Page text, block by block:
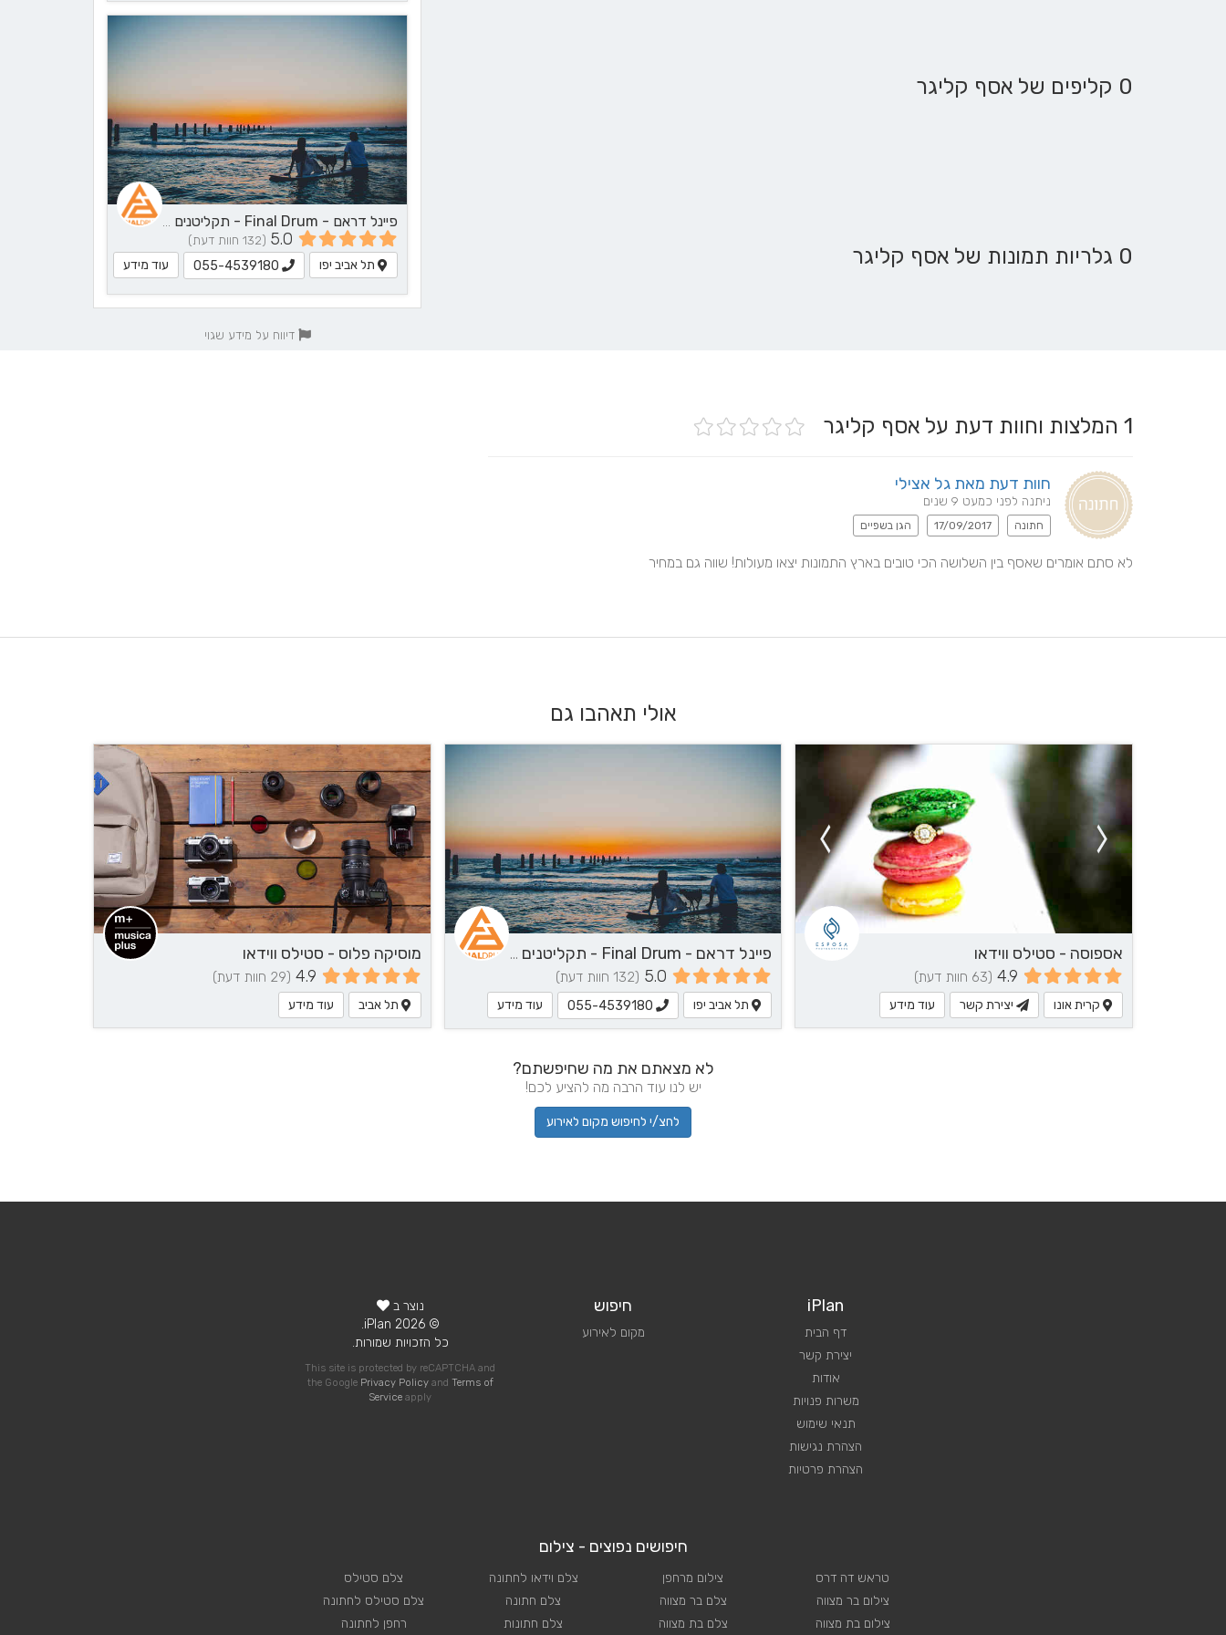
פיינל דראם - Final Drum - תקליטנים - DJ, נגן / הרכב מוזיקלי, שירותי מוזיקה
5.0 (132 חוות דעת)
תל אביב יפו 055-4539180 עוד מידע
דיווח על מידע שגוי
0 קליפים של אסף קליגר
0 גלריות תמונות של אסף קליגר
1 המלצות וחוות דעת על אסף קליגר
חוות דעת מאת גל אצילי
ניתנה לפני כמעט 9 שנים
חתונה 17/09/2017 הגן בשפיים
לא סתם אומרים שאסף בין השלושה הכי טובים בארץ התמונות יצאו מעולות! שווה גם במחיר
אולי תאהבו גם
עוד פרטים?
לחצ/י ליצירת
קשר
אספוסה - סטילס ווידאו
4.9 (63 חוות דעת)
קרית אונו יצירת קשר עוד מידע
פיינל דראם - Final Drum - תקליטנים - DJ, נגן / הרכב מוזיקלי, שירותי מוזיקה
5.0 (132 חוות דעת)
תל אביב יפו 055-4539180 עוד מידע
מוסיקה פלוס - סטילס ווידאו
4.9 (29 חוות דעת)
תל אביב עוד מידע
לא מצאתם את מה שחיפשתם?
יש לנו עוד הרבה מה להציע לכם!
לחצ/י לחיפוש מקום לאירוע
iPlan
דף הבית
יצירת קשר
אודות
משרות פנויות
תנאי שימוש
הצהרת נגישות
הצהרת פרטיות
חיפוש
מקום לאירוע
נוצר ב
© 2026 iPlan.
כל הזכויות שמורות.
This site is protected by reCAPTCHA and
the Google Privacy Policyand Terms of
Service apply
חיפושים נפוצים - צילום
טראש דה דרס
צילום בר מצווה
צילום בת מצווה
צילום מרחפן
צלם בר מצווה
צלם בת מצווה
צלם וידאו לחתונה
צלם חתונה
צלם חתונות
צלם סטילס
צלם סטילס לחתונה
רחפן לחתונה